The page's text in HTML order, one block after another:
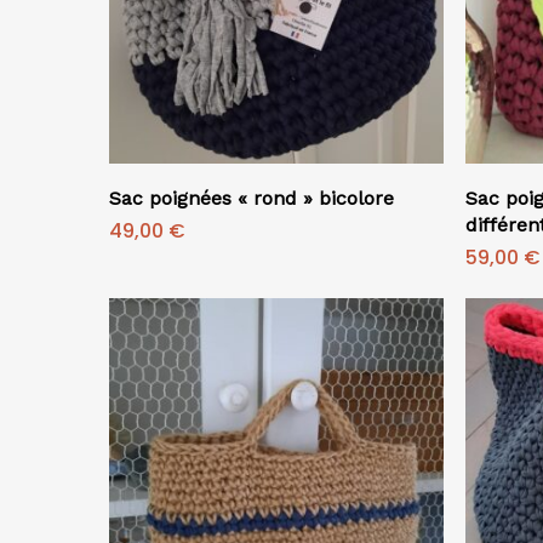
Ajouter Au Panier
Sac poignées « rond » bicolore
49,00 €
Sac
59,00 €